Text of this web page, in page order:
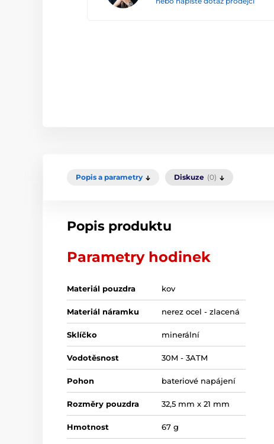
Popis a parametry Diskuze (0)
Popis produktu
Parametry hodinek
Materiál pouzdra kov
Materiál náramku nerez ocel - zlacená
Sklíčko minerální
Vodotěsnost 30M - 3ATM
Pohon bateriové napájení
Rozměry pouzdra 32,5 mm x 21 mm
Hmotnost 67 g